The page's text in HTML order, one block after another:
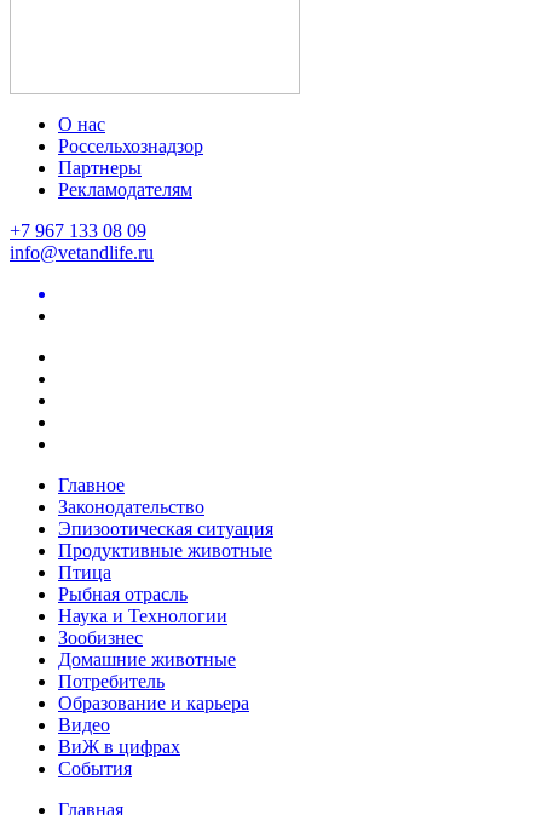
О нас
Россельхознадзор
Партнеры
Рекламодателям
+7 967 133 08 09
info@vetandlife.ru
Главное
Законодательство
Эпизоотическая ситуация
Продуктивные животные
Птица
Рыбная отрасль
Наука и Технологии
Зообизнес
Домашние животные
Потребитель
Образование и карьера
Видео
ВиЖ в цифрах
События
Главная